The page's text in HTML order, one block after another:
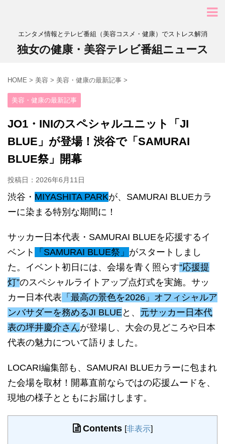
エンタメ情報とテレビ番組（美容コスメ・健康）でストレス解消
独女の健康・美容テレビ番組ニュース
HOME > 美容 > 美容・健康の最新記事 >
美容・健康の最新記事
JO1・INIのスペシャルユニット「JI
BLUE」が登場！渋谷で「SAMURAI
BLUE祭」開幕
投稿日： 2026年6月11日
渋谷・ MIYASHITA PARKが、SAMURAI BLUEカラ
ーに染まる特別な期間に！
サッカー日本代表・SAMURAI BLUEを応援するイ
ベント
「SAMURAI BLUE祭」 がスタートしまし
た。イベント初日には、会場を青く照らす“応援提
灯”のスペシャルライトアップ点灯式を実施。サッ
カー日本代表 「最高の景色を2026」オフィシャルア
ンバサダーを務めるJI BLUEと、 元サッカー日本代
表の坪井慶介さんが登場し、大会の見どころや日本
代表の魅力について語りました。
LOCARI編集部も、SAMURAI BLUEカラーに包まれ
た会場を取材！開幕直前ならではの応援ムードを、
現地の様子とともにお届けします。
Contents [非表示]